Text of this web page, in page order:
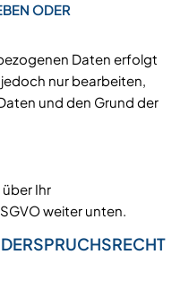
ODER
Daten erfolgt
nur bearbeiten,
und den Grund der
Ihr
weiter unten.